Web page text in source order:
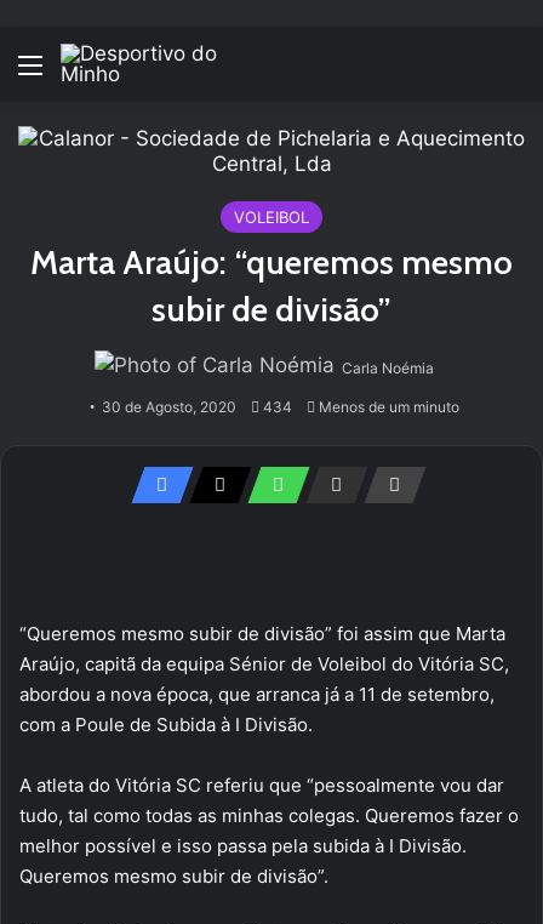
Menu
VOLEIBOL
Marta Araújo: “queremos mesmo
subir de divisão”
Carla Noémia
30 de Agosto, 2020 434 Menos de um minuto
“Queremos mesmo subir de divisão” foi assim que Marta
Araújo, capitã da equipa Sénior de Voleibol do Vitória SC,
abordou a nova época, que arranca já a 11 de setembro,
com a Poule de Subida à I Divisão.
A atleta do Vitória SC referiu que “pessoalmente vou dar
tudo, tal como todas as minhas colegas. Queremos fazer o
melhor possível e isso passa pela subida à I Divisão.
Queremos mesmo subir de divisão”.